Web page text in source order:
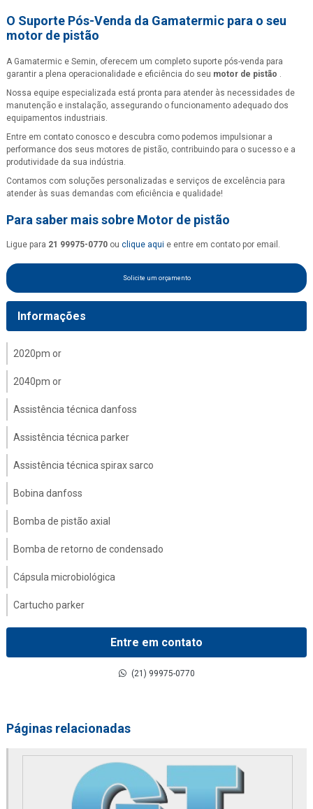
O Suporte Pós-Venda da Gamatermic para o seu
motor de pistão
A Gamatermic e Semin, oferecem um completo suporte pós-venda para
garantir a plena operacionalidade e eficiência do seu motor de pistão .
Nossa equipe especializada está pronta para atender às necessidades de
manutenção e instalação, assegurando o funcionamento adequado dos
equipamentos industriais.
Entre em contato conosco e descubra como podemos impulsionar a
performance dos seus motores de pistão, contribuindo para o sucesso e a
produtividade da sua indústria.
Contamos com soluções personalizadas e serviços de excelência para
atender às suas demandas com eficiência e qualidade!
Para saber mais sobre Motor de pistão
Ligue para 21 99975-0770 ou clique aqui e entre em contato por email.
Solicite um orçamento
Informações
2020pm or
2040pm or
Assistência técnica danfoss
Assistência técnica parker
Assistência técnica spirax sarco
Bobina danfoss
Bomba de pistão axial
Bomba de retorno de condensado
Cápsula microbiológica
Cartucho parker
Comandos hidráulicos
Distribuidor de 2020pm or
Distribuidor de 2040pm or
Entre em contato
(21) 99975-0770
Páginas relacionadas